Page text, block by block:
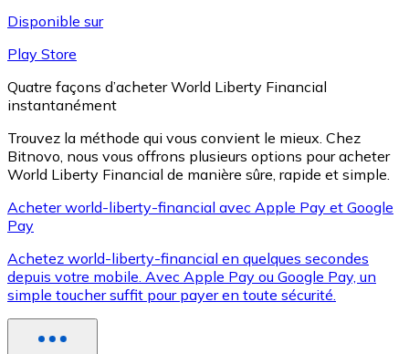
Voir toutes
Coupons crypto
Disponible sur
Play Store
Quatre façons d’acheter World Liberty Financial
instantanément
Trouvez la méthode qui vous convient le mieux. Chez
Bitnovo, nous vous offrons plusieurs options pour acheter
World Liberty Financial de manière sûre, rapide et simple.
Acheter world-liberty-financial avec Apple Pay et Google
Pay
Achetez world-liberty-financial en quelques secondes
depuis votre mobile. Avec Apple Pay ou Google Pay, un
simple toucher suffit pour payer en toute sécurité.